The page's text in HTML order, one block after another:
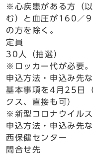
※心疾患がある方（
む）と血圧が160／
の方を除く。
定員
30人（抽選）
※ロッカー代が必要。
申込方法・申込み先
基本事項を4月25日
クス、直接も可）
※新型コロナウイル
申込方法・申込み先
西保健センター
問合せ先